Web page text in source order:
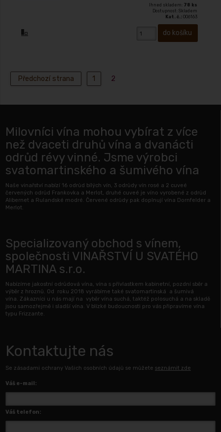
Ihned skladem: 78 ks
Dostupnost: Skladem
Kat. č.: 006163
Předchozí strana 1 2
Milovníci vína mohou vybírat z více
než dvaceti druhů vína a dvanácti
odrůd révy vinné. Jsme výrobci
svatomartinského a šumivého vína
Naše vinařství nabízí 16 odrůd bílých vín, 3 odrůdy vín rosé a 2 cuveé
červených odrůd Frankovka a Merlot, druhé cuveé je víno vyrobené z odrůd
Alibernet a Rulandské modré. Červené odrůdy pak doplnují vína Dornfelder a
Merlot.
Specializovaný obchod s vínem,
společnosti VINAŘSTVÍ U SVATÉHO
MARTINA s.r.o.
Nabízíme jakostní odrůdová vína, vína s přívlastkem kabinetní, pozdní sběr a
výběr z hroznů. Od roku 2018 vyrábíme také svatomartinská a šumivá
vína. Zákazníci u nás mají na vyběr vína suchá, taktéž polosuchá a na skladě
jsou samozřejmě i sladší vína. V blízké budoucnosti pro vás připravíme vína
typu Frizzante.
Kontaktujte nás
Se zásadami ochrany Vašich osobních údajů se můžete seznámit zde
Váš e-mail:
Váš telefon: